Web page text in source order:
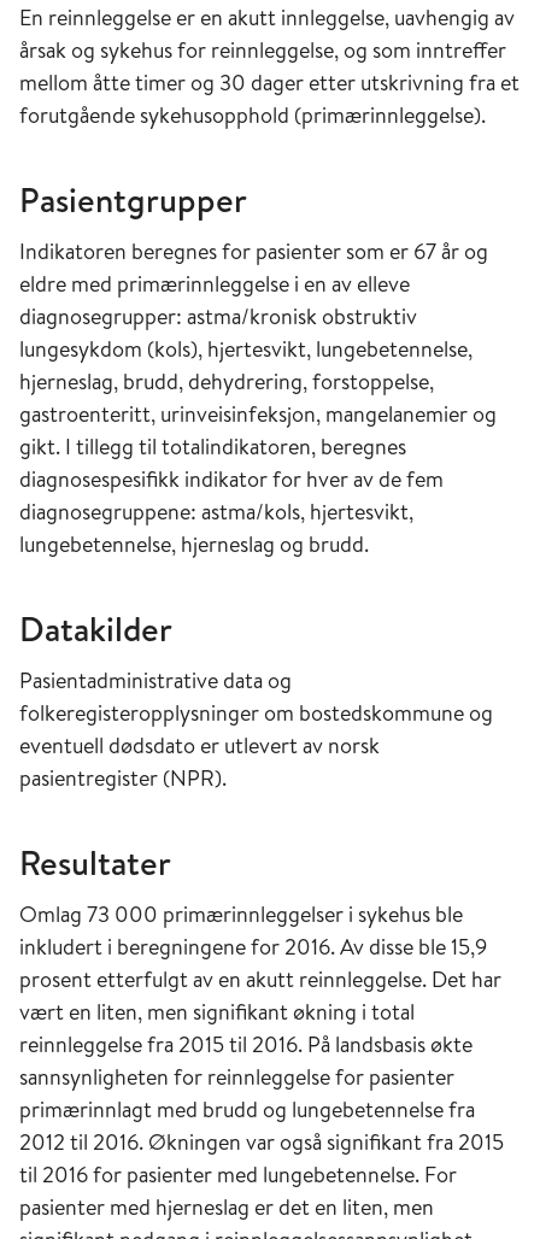
En reinnleggelse er en akutt innleggelse, uavhengig av
årsak og sykehus for reinnleggelse, og som inntreffer
mellom åtte timer og 30 dager etter utskrivning fra et
forutgående sykehusopphold (primærinnleggelse).
Pasientgrupper
Indikatoren beregnes for pasienter som er 67 år og
eldre med primærinnleggelse i en av elleve
diagnosegrupper: astma/kronisk obstruktiv
lungesykdom (kols), hjertesvikt, lungebetennelse,
hjerneslag, brudd, dehydrering, forstoppelse,
gastroenteritt, urinveisinfeksjon, mangelanemier og
gikt. I tillegg til totalindikatoren, beregnes
diagnosespesifikk indikator for hver av de fem
diagnosegruppene: astma/kols, hjertesvikt,
lungebetennelse, hjerneslag og brudd.
Datakilder
Pasientadministrative data og
folkeregisteropplysninger om bostedskommune og
eventuell dødsdato er utlevert av norsk
pasientregister (NPR).
Resultater
Omlag 73 000 primærinnleggelser i sykehus ble
inkludert i beregningene for 2016. Av disse ble 15,9
prosent etterfulgt av en akutt reinnleggelse. Det har
vært en liten, men signifikant økning i total
reinnleggelse fra 2015 til 2016. På landsbasis økte
sannsynligheten for reinnleggelse for pasienter
primærinnlagt med brudd og lungebetennelse fra
2012 til 2016. Økningen var også signifikant fra 2015
til 2016 for pasienter med lungebetennelse. For
pasienter med hjerneslag er det en liten, men